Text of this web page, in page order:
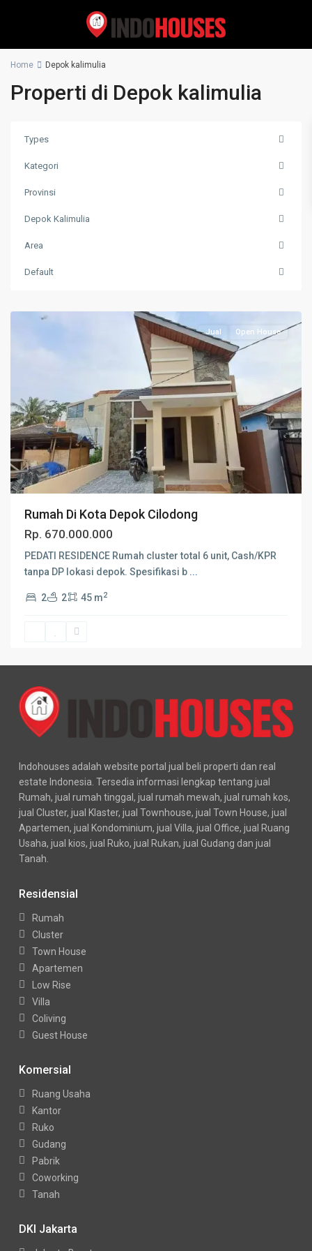
Home Depok kalimulia
Properti di Depok kalimulia
Types
Kategori
Provinsi
Depok Kalimulia
Area
Default
Jual Open House
Rumah Di Kota Depok Cilodong
Rp. 670.000.000
PEDATI RESIDENCE Rumah cluster total 6 unit, Cash/KPR
tanpa DP lokasi depok. Spesifikasi b ...
2 2 45 m2
Indohouses adalah website portal jual beli properti dan real
estate Indonesia. Tersedia informasi lengkap tentang jual
Rumah, jual rumah tinggal, jual rumah mewah, jual rumah kos,
jual Cluster, jual Klaster, jual Townhouse, jual Town House, jual
Apartemen, jual Kondominium, jual Villa, jual Office, jual Ruang
Usaha, jual kios, jual Ruko, jual Rukan, jual Gudang dan jual
Tanah.
Residensial
Rumah
Cluster
Town House
Apartemen
Low Rise
Villa
Coliving
Guest House
Komersial
Ruang Usaha
Kantor
Ruko
Gudang
Pabrik
Coworking
Tanah
DKI Jakarta